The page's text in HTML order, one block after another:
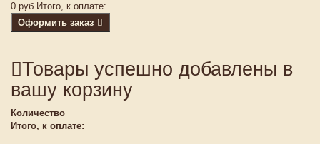
0 руб Итого, к оплате:
Оформить заказ
Товары успешно добавлены в
вашу корзину
Количество
Итого, к оплате: